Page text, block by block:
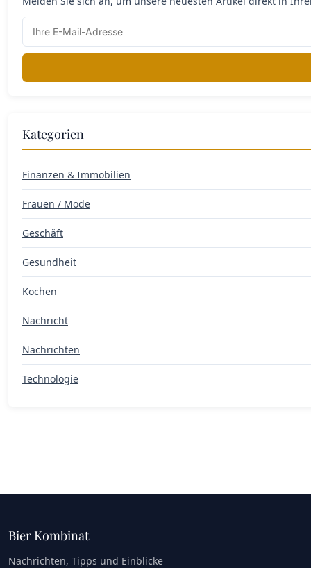
Kategorien
Finanzen & Immobilien
Frauen / Mode
Geschäft
Gesundheit
Kochen
Nachricht
Nachrichten
Technologie
Bier Kombinat
Nachrichten, Tipps und Einblicke